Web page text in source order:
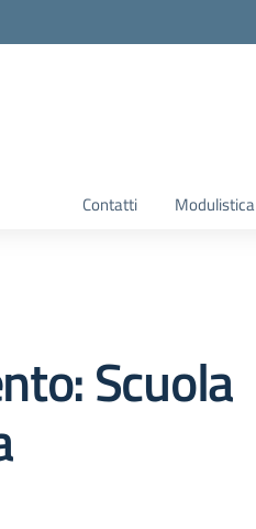
Contatti Modulistica
Scuola